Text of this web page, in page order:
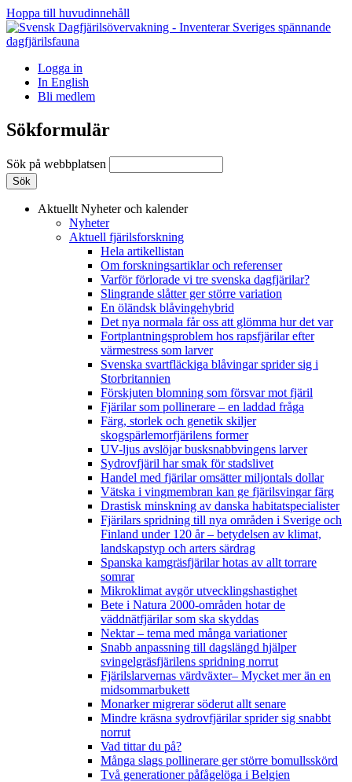
Hoppa till huvudinnehåll
Logga in
In English
Bli medlem
Sökformulär
Sök på webbplatsen
Aktuellt Nyheter och kalender
Nyheter
Aktuell fjärilsforskning
Hela artikellistan
Om forskningsartiklar och referenser
Varför förlorade vi tre svenska dagfjärilar?
Slingrande slåtter ger större variation
En öländsk blåvingehybrid
Det nya normala får oss att glömma hur det var
Fortplantningsproblem hos rapsfjärilar efter
värmestress som larver
Svenska svartfläckiga blåvingar sprider sig i
Storbritannien
Förskjuten blomning som försvar mot fjäril
Fjärilar som pollinerare – en laddad fråga
Färg, storlek och genetik skiljer
skogspärlemorfjärilens former
UV-ljus avslöjar busksnabbvingens larver
Sydrovfjäril har smak för stadslivet
Handel med fjärilar omsätter miljontals dollar
Vätska i vingmembran kan ge fjärilsvingar färg
Drastisk minskning av danska habitatspecialister
Fjärilars spridning till nya områden i Sverige och
Finland under 120 år– betydelsen av klimat,
landskapstyp och arters särdrag
Spanska kamgräsfjärilar hotas av allt torrare
somrar
Mikroklimat avgör utvecklingshastighet
Bete i Natura 2000-områden hotar de
väddnätfjärilar som ska skyddas
Nektar – tema med många variationer
Snabb anpassning till dagslängd hjälper
svingelgräsfjärilens spridning norrut
Fjärilslarvernas värdväxter– Mycket mer än en
midsommarbukett
Monarker migrerar söderut allt senare
Mindre kräsna sydrovfjärilar sprider sig snabbt
norrut
Vad tittar du på?
Många slags pollinerare ger större bomullsskörd
Två generationer påfågelöga i Belgien